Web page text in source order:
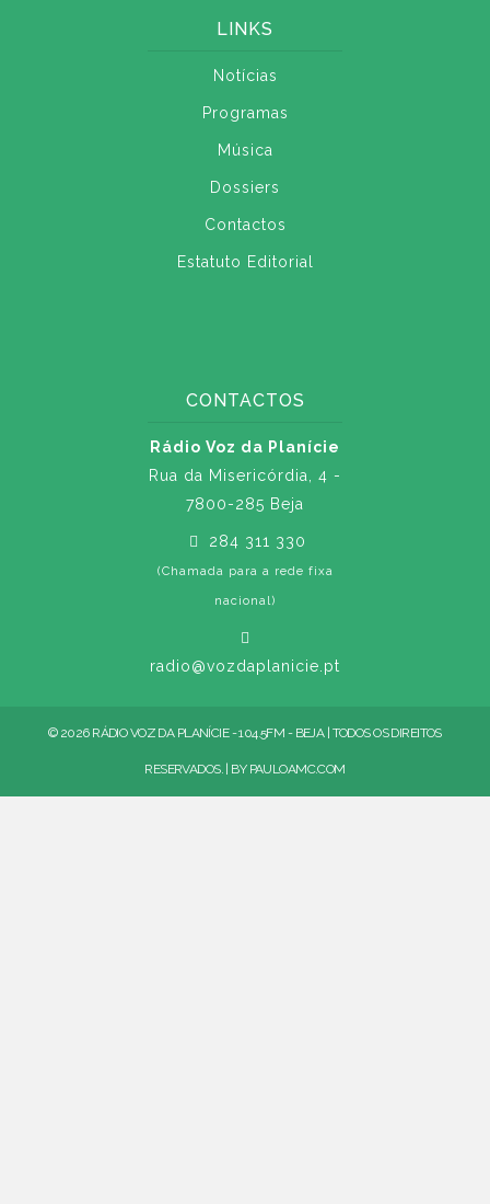
LINKS
Notícias
Programas
Música
Dossiers
Contactos
Estatuto Editorial
CONTACTOS
Rádio Voz da Planície
Rua da Misericórdia, 4 -
7800-285 Beja
284 311 330
(Chamada para a rede fixa
nacional)
radio@vozdaplanicie.pt
© 2026 RÁDIO VOZ DA PLANÍCIE - 104.5FM - BEJA | TODOS OS DIREITOS
RESERVADOS. | BY PAULOAMC.COM